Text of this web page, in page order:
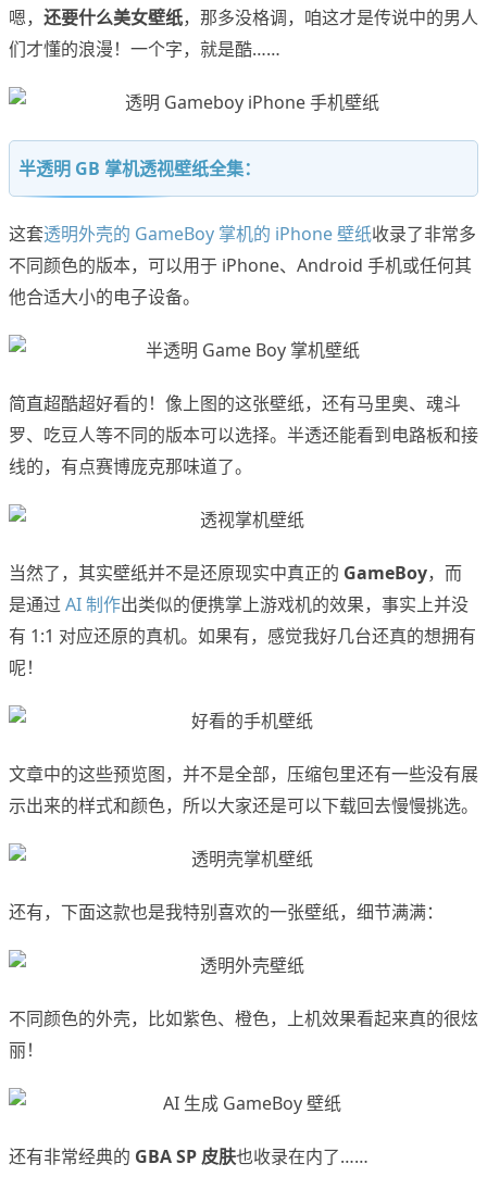
嗯， 还要什么美女壁纸，那多没格调，咱这才是传说中的男人
们才懂的浪漫！一个字，就是酷……
半透明 GB 掌机透视壁纸全集：
这套透明外壳的 GameBoy 掌机的 iPhone 壁纸收录了非常多
不同颜色的版本，可以用于 iPhone、Android 手机或任何其
他合适大小的电子设备。
简直超酷超好看的！像上图的这张壁纸，还有马里奥、魂斗
罗、吃豆人等不同的版本可以选择。半透还能看到电路板和接
线的，有点赛博庞克那味道了。
当然了，其实壁纸并不是还原现实中真正的 GameBoy，而
是通过 AI 制作出类似的便携掌上游戏机的效果，事实上并没
有 1:1 对应还原的真机。如果有，感觉我好几台还真的想拥有
呢！
文章中的这些预览图，并不是全部，压缩包里还有一些没有展
示出来的样式和颜色，所以大家还是可以下载回去慢慢挑选。
还有，下面这款也是我特别喜欢的一张壁纸，细节满满：
不同颜色的外壳，比如紫色、橙色，上机效果看起来真的很炫
丽！
还有非常经典的 GBA SP 皮肤也收录在内了……